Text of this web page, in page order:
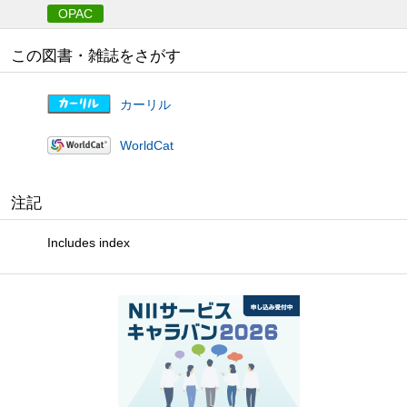
OPAC
この図書・雑誌をさがす
カーリル
WorldCat
注記
Includes index